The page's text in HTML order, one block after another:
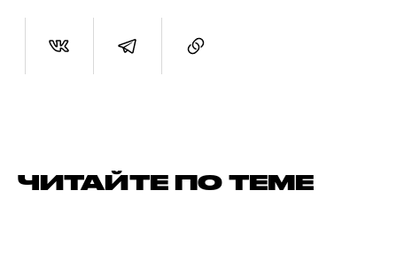
ЧИТАЙТЕ ПО ТЕМЕ